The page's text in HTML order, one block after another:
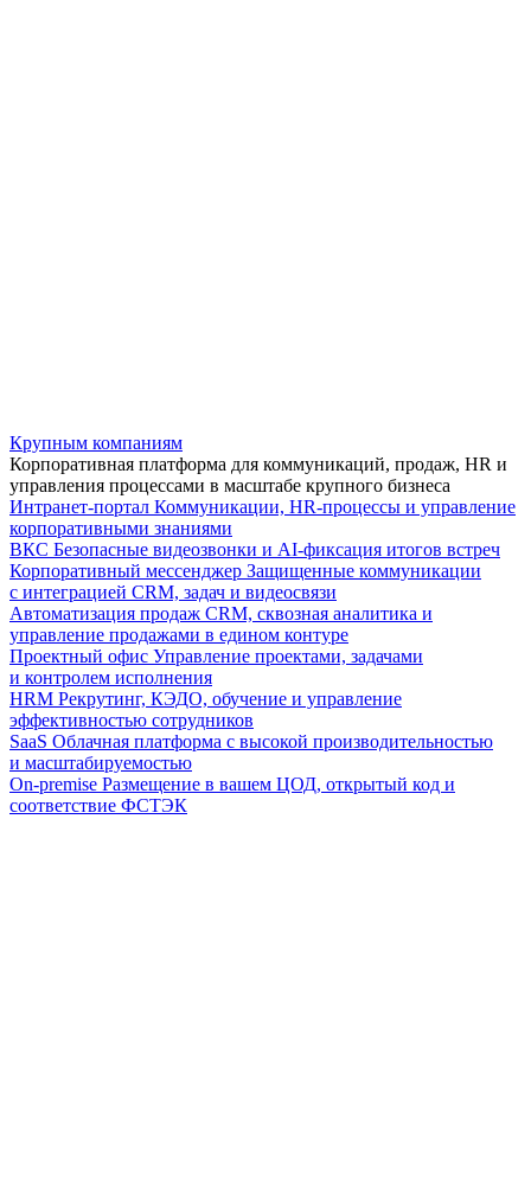
Крупным компаниям
Корпоративная платформа для коммуникаций, продаж, HR и
управления процессами в масштабе крупного бизнеса
Интранет-портал Коммуникации, HR-процессы и управление
корпоративными знаниями
ВКС Безопасные видеозвонки и AI-фиксация итогов встреч
Корпоративный мессенджер Защищенные коммуникации
с интеграцией CRM, задач и видеосвязи
Автоматизация продаж CRM, сквозная аналитика и
управление продажами в едином контуре
Проектный офис Управление проектами, задачами
и контролем исполнения
HRM Рекрутинг, КЭДО, обучение и управление
эффективностью сотрудников
SaaS Облачная платформа с высокой производительностью
и масштабируемостью
On-premise Размещение в вашем ЦОД, открытый код и
соответствие ФСТЭК